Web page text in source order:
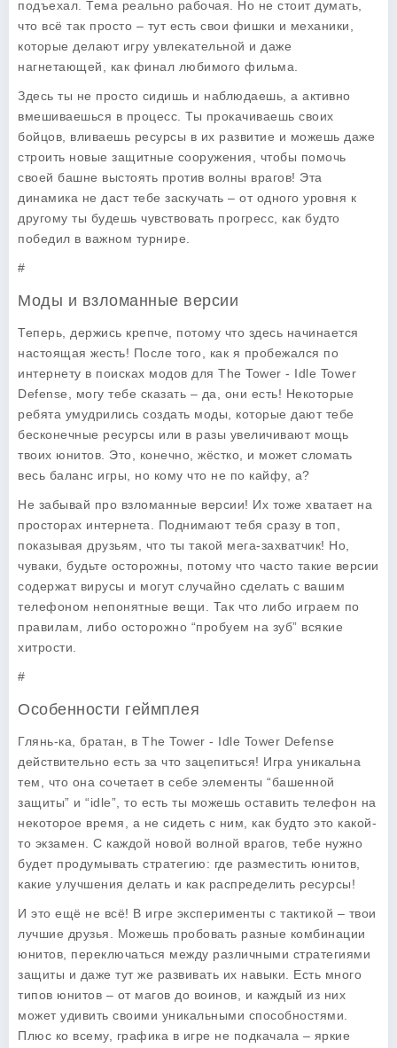
подъехал. Тема реально рабочая. Но не стоит думать,
что всё так просто – тут есть свои фишки и механики,
которые делают игру увлекательной и даже
нагнетающей, как финал любимого фильма.
Здесь ты не просто сидишь и наблюдаешь, а активно
вмешиваешься в процесс. Ты прокачиваешь своих
бойцов, вливаешь ресурсы в их развитие и можешь даже
строить новые защитные сооружения, чтобы помочь
своей башне выстоять против волны врагов! Эта
динамика не даст тебе заскучать – от одного уровня к
другому ты будешь чувствовать прогресс, как будто
победил в важном турнире.
#
Моды и взломанные версии
Теперь, держись крепче, потому что здесь начинается
настоящая жесть! После того, как я пробежался по
интернету в поисках модов для The Tower - Idle Tower
Defense , могу тебе сказать – да, они есть! Некоторые
ребята умудрились создать моды, которые дают тебе
бесконечные ресурсы или в разы увеличивают мощь
твоих юнитов. Это, конечно, жёстко, и может сломать
весь баланс игры, но кому что не по кайфу, а?
Не забывай про взломанные версии! Их тоже хватает на
просторах интернета. Поднимают тебя сразу в топ,
показывая друзьям, что ты такой мега-захватчик! Но,
чуваки, будьте осторожны, потому что часто такие версии
содержат вирусы и могут случайно сделать с вашим
телефоном непонятные вещи. Так что либо играем по
правилам, либо осторожно “пробуем на зуб” всякие
хитрости.
#
Особенности геймплея
Глянь-ка, братан, в The Tower - Idle Tower Defense
действительно есть за что зацепиться! Игра уникальна
тем, что она сочетает в себе элементы “башенной
защиты” и “idle”, то есть ты можешь оставить телефон на
некоторое время, а не сидеть с ним, как будто это какой-
то экзамен. С каждой новой волной врагов, тебе нужно
будет продумывать стратегию: где разместить юнитов,
какие улучшения делать и как распределить ресурсы!
И это ещё не всё! В игре эксперименты с тактикой – твои
лучшие друзья. Можешь пробовать разные комбинации
юнитов, переключаться между различными стратегиями
защиты и даже тут же развивать их навыки. Есть много
типов юнитов – от магов до воинов, и каждый из них
может удивить своими уникальными способностями.
Плюс ко всему, графика в игре не подкачала – яркие